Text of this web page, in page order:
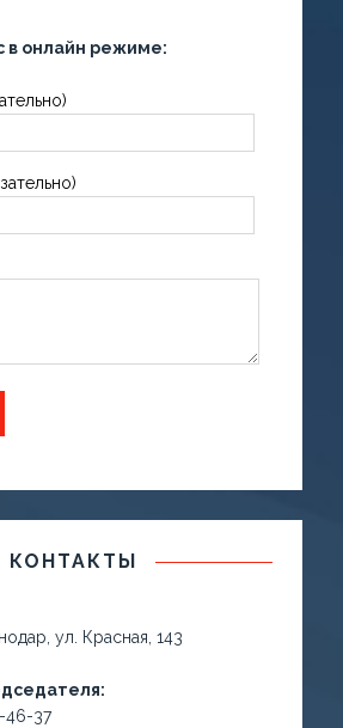
в онлайн режиме:
КОНТАКТЫ
ул. Красная, 143
46-37